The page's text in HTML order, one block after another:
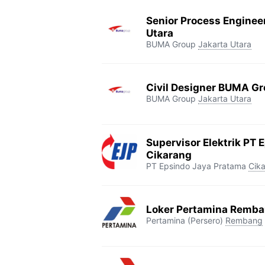
Senior Process
Utara
BUMA Group Jakarta Utara
Civil Designer BUMA
BUMA Group Jakarta Utara
Supervisor Elektrik PT
Cikarang
PT Epsindo Jaya Pratama
Loker Pertamina
Pertamina (Persero) Rembang